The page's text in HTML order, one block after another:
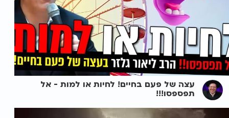
עצה של פעם בחיים! לחיות או למות - אל
תפספסו!!!